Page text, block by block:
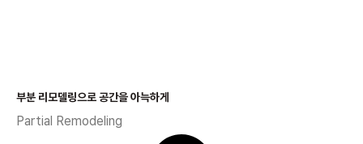
부분 리모델링으로 공간을 아늑하게​
Partial Remodeling